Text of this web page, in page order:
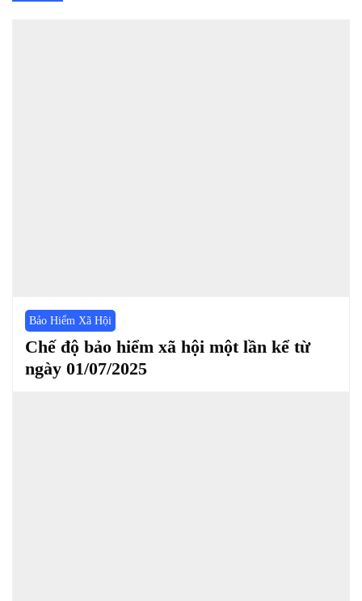
Bảo Hiểm Xã Hội
Chế độ bảo hiểm xã hội một lần kể từ
ngày 01/07/2025